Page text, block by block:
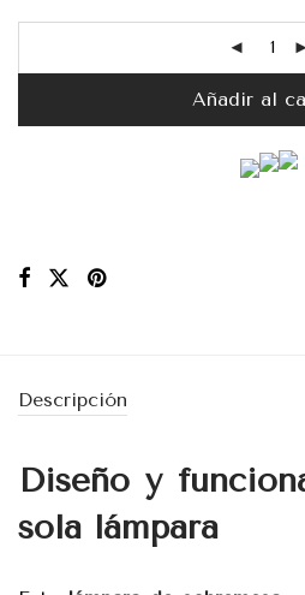
Añadir al
Descripción
Diseño y
sola lámpara